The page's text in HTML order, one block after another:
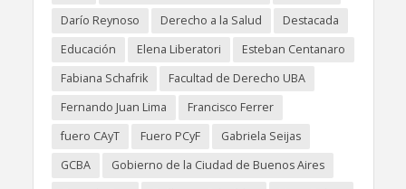
Darío Reynoso
Derecho a la Salud
Destacada
Educación
Elena Liberatori
Esteban Centanaro
Fabiana Schafrik
Facultad de Derecho UBA
Fernando Juan Lima
Francisco Ferrer
fuero CAyT
Fuero PCyF
Gabriela Seijas
GCBA
Gobierno de la Ciudad de Buenos Aires